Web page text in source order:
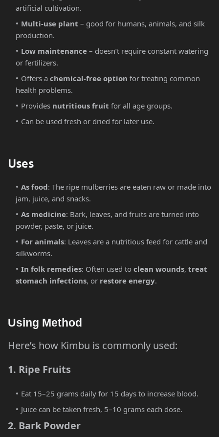
artificial cultivation.
Multi-use plant – good for humans, animals, and silk
production.
Low maintenance – doesn’t require constant watering
or fertilizers.
Offers a chemical-free option for treating common
health problems.
Provides nutritious fruit for all age groups.
Can be used fresh or dried for later use.
Uses
As food: The ripe mulberries are eaten raw or made into
jam, juice, and snacks.
As medicine: Bark, leaves, and fruits are turned into
powder, paste, or juice.
For animals: Leaves are a nutritious feed for cattle and
silkworms.
In folk remedies: Often used to clean wounds, treat
stomach infections, or restore energy.
Using Method
Here’s how Kimbu is commonly used:
1. Ripe Fruits
Eat 15–25 grams daily for 15 days to increase blood.
Juice can be taken fresh, 5–10 grams each dose.
2. Bark Powder